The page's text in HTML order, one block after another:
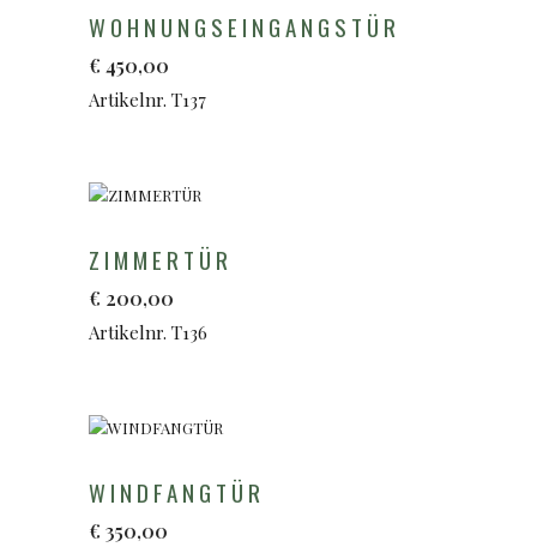
WOHNUNGSEINGANGSTÜR
€ 450,00
Artikelnr. T137
ZIMMERTÜR
€ 200,00
Artikelnr. T136
WINDFANGTÜR
€ 350,00